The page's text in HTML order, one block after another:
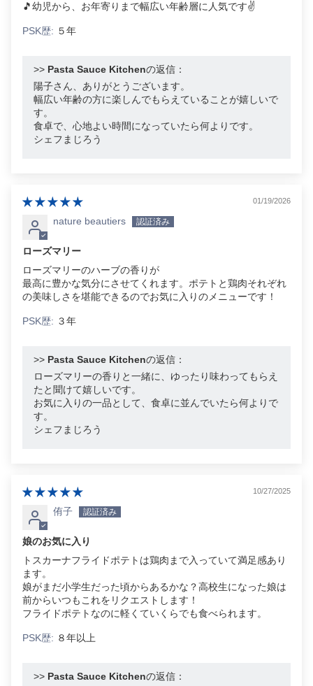
🎵幼児から、お年寄りまで幅広い年齢層に人気です✌️
PSK歴: ５年
>> Pasta Sauce Kitchenの返信：
陽子さん、ありがとうございます。
幅広い年齢の方に楽しんでもらえていることが嬉しいで
す。
食卓で、心地よい時間になっていたら何よりです。
シェフまじろう
01/19/2026
nature beautiers
ローズマリー
ローズマリーのハーブの香りが
最高に豊かな気分にさせてくれます。ポテトと鶏肉それぞれ
の美味しさを堪能できるのでお気に入りのメニューです！
PSK歴: ３年
>> Pasta Sauce Kitchenの返信：
ローズマリーの香りと一緒に、ゆったり味わってもらえ
たと聞けて嬉しいです。
お気に入りの一品として、食卓に並んでいたら何よりで
す。
シェフまじろう
10/27/2025
侑子
娘のお気に入り
トスカーナフライドポテトは鶏肉まで入っていて満足感あり
ます。
娘がまだ小学生だった頃からあるかな？高校生になった娘は
前からいつもこれをリクエストします！
フライドポテトなのに軽くていくらでも食べられます。
PSK歴: ８年以上
>> Pasta Sauce Kitchenの返信：